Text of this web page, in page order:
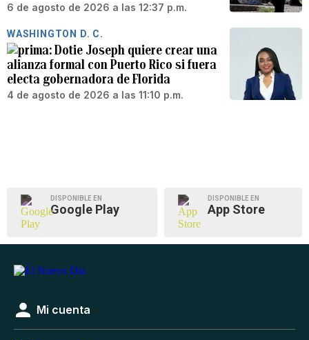
6 de agosto de 2026 a las 12:37 p.m.
WASHINGTON D. C.
Dotie Joseph quiere crear una
alianza formal con Puerto Rico si fuera
electa gobernadora de Florida
4 de agosto de 2026 a las 11:10 p.m.
DISPONIBLE EN
Google Play
DISPONIBLE EN
App Store
Mi cuenta